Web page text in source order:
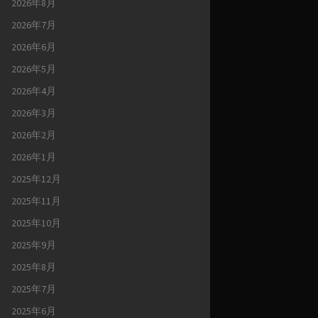
2026年8月
2026年7月
2026年6月
2026年5月
2026年4月
2026年3月
2026年2月
2026年1月
2025年12月
2025年11月
2025年10月
2025年9月
2025年8月
2025年7月
2025年6月